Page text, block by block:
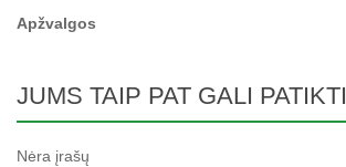
Apžvalgos
JUMS TAIP PAT GALI PATIKTI
Nėra įrašų